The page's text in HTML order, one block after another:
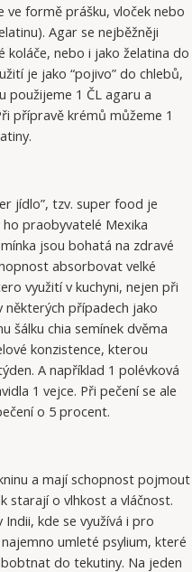
ve formě prášku, vloček nebo
Agar se nejběžněji
koláče, nebo i jako želatina do
je jako “pojivo” do chlebů,
1 ČL agaru a
přípravě krémů můžeme 1
jídlo”, tzv. super food je
praobyvatelé Mexika
jsou bohatá na zdravé
absorbovat velké
využití v kuchyni, nejen při
některých případech jako
šálku chia semínek dvěma
konzistence, kterou
A například 1 polévková
1 vejce. Při pečení se ale
o 5 procent.
a mají schopnost pojmout
starají o vlhkost a vláčnost.
kde se využívá i pro
umleté psylium, které
do tekutiny. Na jeden